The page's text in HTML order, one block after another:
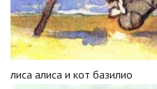
лиса алиса и кот базилио